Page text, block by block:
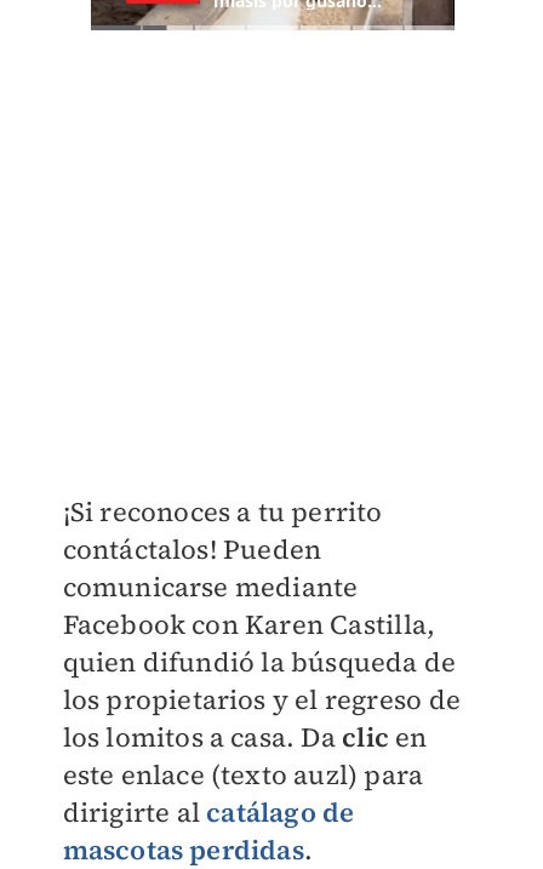
¡Si reconoces a tu perrito
contáctalos! Pueden
comunicarse mediante
Facebook con Karen Castilla,
quien difundió la búsqueda de
los propietarios y el regreso de
los lomitos a casa. Da clic en
este enlace (texto auzl) para
dirigirte al catálago de
mascotas perdidas.